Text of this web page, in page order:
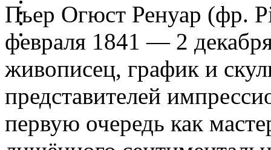
Пьер Огюст Ренуар (фр.
февраля 1841 — 2
живописец, график и
представителей
первую очередь как